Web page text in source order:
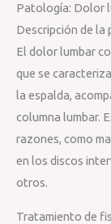
Patología: Dolor
Descripción de la
El dolor lumbar
que se
la espalda,
columna lumbar.
razones, como
en los discos
otros.
Tratamiento de